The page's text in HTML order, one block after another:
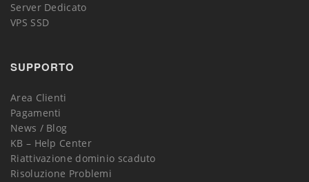
Server Dedicato
VPS SSD
SUPPORTO
Area Clienti
Pagamenti
News / Blog
KB – Help Center
Riattivazione dominio scaduto
Risoluzione Problemi